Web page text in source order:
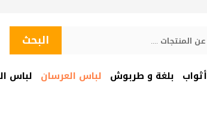
البحث
أثواب بلغة و طربوش لباس العرسان لباس